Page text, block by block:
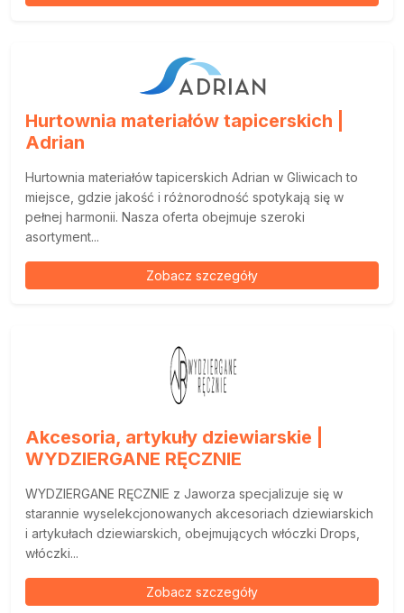
Hurtownia materiałów tapicerskich |
Adrian
Hurtownia materiałów tapicerskich Adrian w Gliwicach to
miejsce, gdzie jakość i różnorodność spotykają się w
pełnej harmonii. Nasza oferta obejmuje szeroki
asortyment...
Zobacz szczegóły
Akcesoria, artykuły dziewiarskie |
WYDZIERGANE RĘCZNIE
WYDZIERGANE RĘCZNIE z Jaworza specjalizuje się w
starannie wyselekcjonowanych akcesoriach dziewiarskich
i artykułach dziewiarskich, obejmujących włóczki Drops,
włóczki...
Zobacz szczegóły